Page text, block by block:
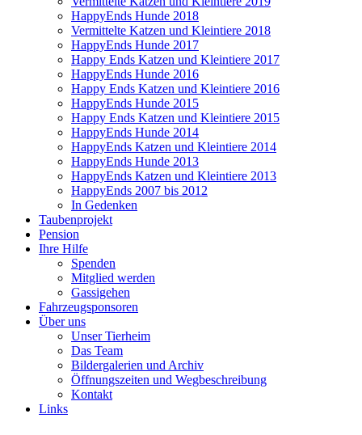
HappyEnds Hunde 2018
Vermittelte Katzen und Kleintiere 2018
HappyEnds Hunde 2017
Happy Ends Katzen und Kleintiere 2017
HappyEnds Hunde 2016
Happy Ends Katzen und Kleintiere 2016
HappyEnds Hunde 2015
Happy Ends Katzen und Kleintiere 2015
HappyEnds Hunde 2014
HappyEnds Katzen und Kleintiere 2014
HappyEnds Hunde 2013
HappyEnds Katzen und Kleintiere 2013
HappyEnds 2007 bis 2012
In Gedenken
Taubenprojekt
Pension
Ihre Hilfe
Spenden
Mitglied werden
Gassigehen
Fahrzeugsponsoren
Über uns
Unser Tierheim
Das Team
Bildergalerien und Archiv
Öffnungszeiten und Wegbeschreibung
Kontakt
Links